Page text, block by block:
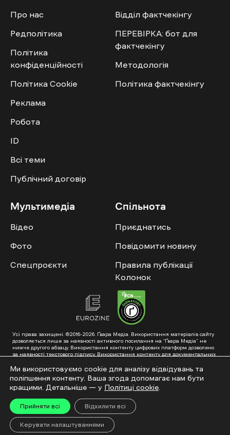
Про нас
Редполітика
Політика
конфіденційності
Політика Cookie
Реклама
Робота
ID
Всі теми
Публічний договір
Відділ фактчекінгу
ПЕРЕВІРКА: бот для
фактчекінгу
Методологія
Політика фактчекінгу
Мультимедіа
Відео
Фото
Спецпроєкти
Спільнота
Приєднатись
Повідомити новину
Правила публікації
Колонок
Усі права захищені. ©2016-2026. Ґвара Медіа. Використання матеріалів сайту
дозволяється лише за наявності активного посилання на “Ґвара Медіа” не
нижче другого абзацу. Використання контенту цифрових платформ дозволено
за наявності текстового підпису. Використання контенту для документальних
схвалення від редакції.
Суб’єкт у сфері онлайн-медіа; ідентифікатор медіа – R40-01353. Поштова
адреса: ГО «Ґвара Медіа», 61057, Харків, вул. Гоголя, 14, абонентська скринька
№7400
Підкинь нам тему на пошту – hello@gwaramedia.com
Модернізація сайту:
Ми використовуємо cookie для аналізу відвідувань та
поліпшення контенту. Ваша згода допомагає нам бути
кращими. Детальніше — у Політиці cookie
Прийняти всі Відхилити всі
Керувати налаштуваннями